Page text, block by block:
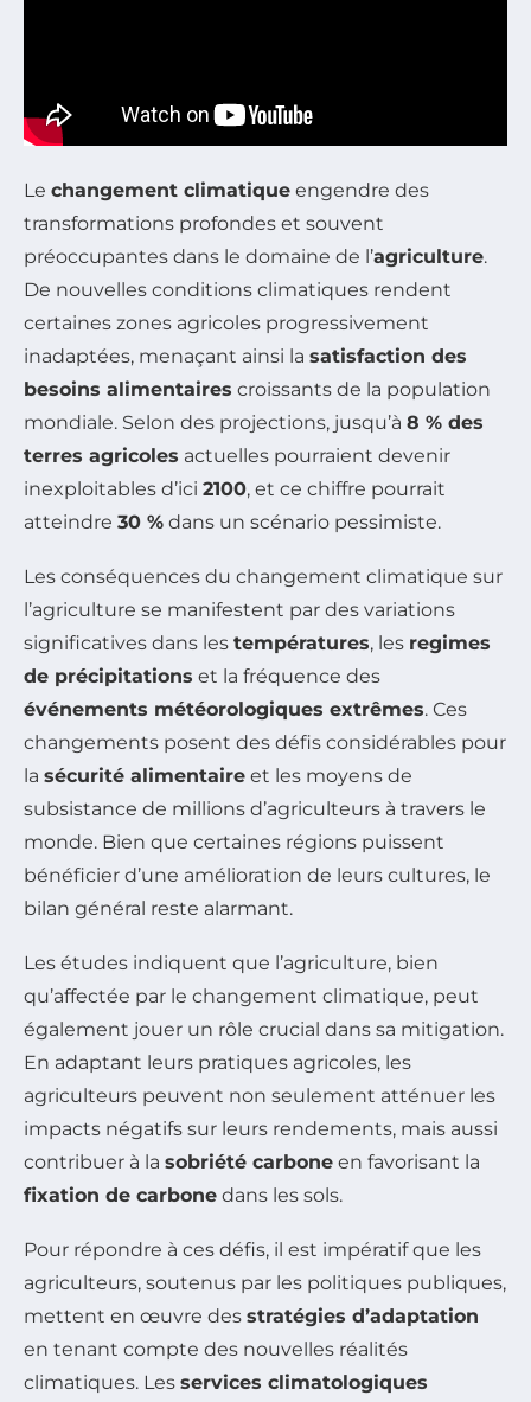
Le changement climatique engendre des
transformations profondes et souvent
préoccupantes dans le domaine de l’agriculture.
De nouvelles conditions climatiques rendent
certaines zones agricoles progressivement
inadaptées, menaçant ainsi la satisfaction des
besoins alimentaires croissants de la population
mondiale. Selon des projections, jusqu’à 8 % des
terres agricoles actuelles pourraient devenir
inexploitables d’ici 2100, et ce chiffre pourrait
atteindre 30 % dans un scénario pessimiste.
Les conséquences du changement climatique sur
l’agriculture se manifestent par des variations
significatives dans les températures, les regimes
de précipitations et la fréquence des
événements météorologiques extrêmes. Ces
changements posent des défis considérables pour
la sécurité alimentaire et les moyens de
subsistance de millions d’agriculteurs à travers le
monde. Bien que certaines régions puissent
bénéficier d’une amélioration de leurs cultures, le
bilan général reste alarmant.
Les études indiquent que l’agriculture, bien
qu’affectée par le changement climatique, peut
également jouer un rôle crucial dans sa mitigation.
En adaptant leurs pratiques agricoles, les
agriculteurs peuvent non seulement atténuer les
impacts négatifs sur leurs rendements, mais aussi
contribuer à la sobriété carbone en favorisant la
fixation de carbone dans les sols.
Pour répondre à ces défis, il est impératif que les
agriculteurs, soutenus par les politiques publiques,
mettent en œuvre des stratégies d’adaptation
en tenant compte des nouvelles réalités
climatiques. Les services climatologiques